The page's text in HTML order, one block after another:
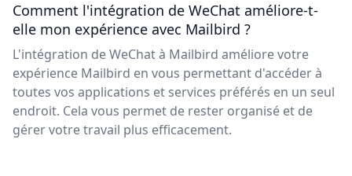
Comment l'intégration de WeChat améliore-t-
elle mon expérience avec Mailbird ?
L'intégration de WeChat à Mailbird améliore votre
expérience Mailbird en vous permettant d'accéder à
toutes vos applications et services préférés en un seul
endroit. Cela vous permet de rester organisé et de
gérer votre travail plus efficacement.